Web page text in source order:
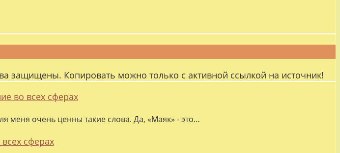
защищены. Копировать можно только с активной ссылкой на источник!
во всех сферах
меня очень ценны такие слова. Да, «Маяк» - это…
сферах